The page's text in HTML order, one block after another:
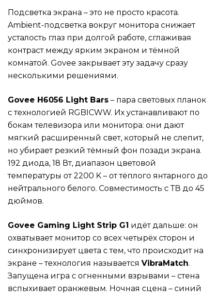
Подсветка экрана – это не просто красота.
Ambient-подсветка вокруг монитора снижает
усталость глаз при долгой работе, сглаживая
контраст между ярким экраном и тёмной
комнатой. Govee закрывает эту задачу сразу
несколькими решениями.
Govee H6056 Light Bars – пара световых планок
с технологией RGBICWW. Их устанавливают по
бокам телевизора или монитора: они дают
мягкий расширенный свет, который не слепит,
но убирает резкий тёмный фон позади экрана.
192 диода, 18 Вт, диапазон цветовой
температуры от 2200 K – от тёплого янтарного до
нейтрального белого. Совместимость с ТВ до 45
дюймов.
Govee Gaming Light Strip G1 идёт дальше: он
охватывает монитор со всех четырёх сторон и
синхронизирует цвета с тем, что происходит на
экране – технология называется VibraMatch.
Запущена игра с огненными взрывами – стена
вспыхивает оранжевым. Ночная сцена – синий